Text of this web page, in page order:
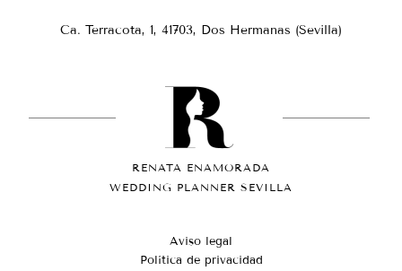
Ca. Terracota, 1, 41703, Dos Hermanas (Sevilla)
RENATA ENAMORADA
WEDDING PLANNER SEVILLA
Aviso legal
Política de privacidad